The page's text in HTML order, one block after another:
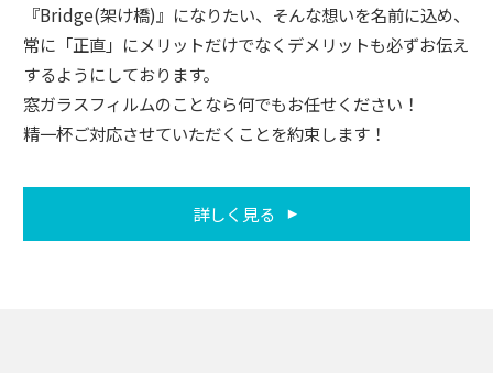
『Bridge(架け橋)』になりたい、そんな想いを名前に込め、
常に「正直」にメリットだけでなくデメリットも必ずお伝え
するようにしております。
窓ガラスフィルムのことなら何でもお任せください！
精一杯ご対応させていただくことを約束します！
詳しく見る